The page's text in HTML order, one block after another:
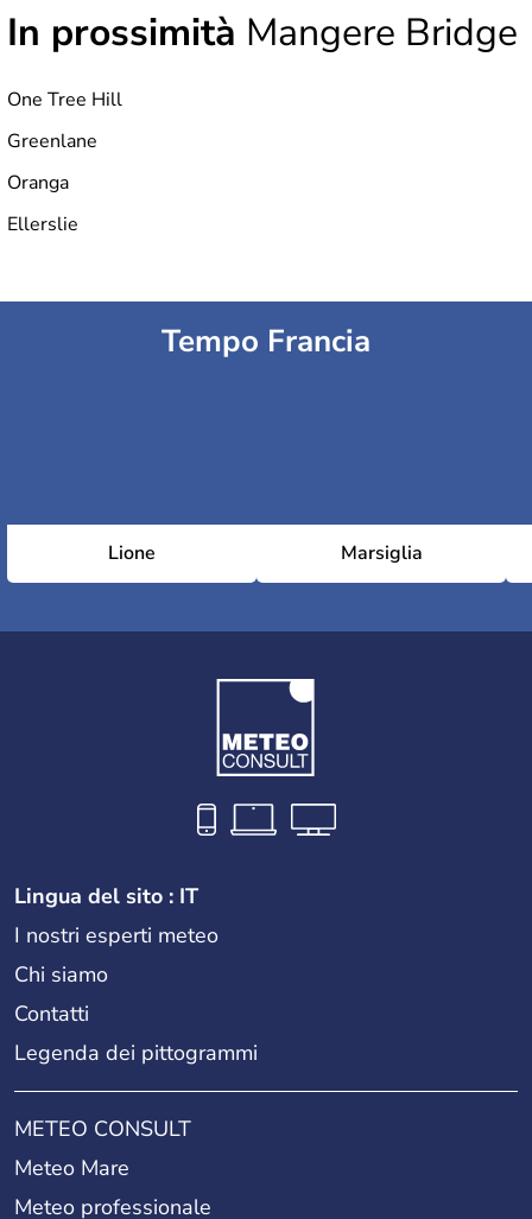
In prossimità Mangere Bridge
One Tree Hill
Greenlane
Oranga
Ellerslie
Tempo Francia
Lione Marsiglia
Lingua del sito : IT
I nostri esperti meteo
Chi siamo
Contatti
Legenda dei pittogrammi
METEO CONSULT
Meteo Mare
Meteo professionale